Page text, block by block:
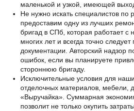
маленькой и узкой, имеющей
Не нужно искать специалистов по
предоставим одну из лучших
бригад в СПб, которая работает с
многих лет и всегда точно следует
документации. Авторский надзор
ошибок, если вы планируете
стороннюю бригаду.
Исключительные условия для
отделочных материалов, мебели,
«Выручайка». Суммарная
позволит не только окупить